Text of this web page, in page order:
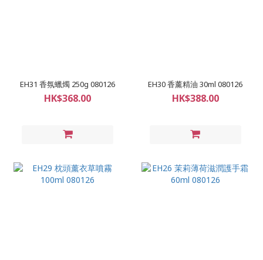
EH31 香氛蠟燭 250g 080126
HK$368.00
EH30 香薰精油 30ml 080126
HK$388.00